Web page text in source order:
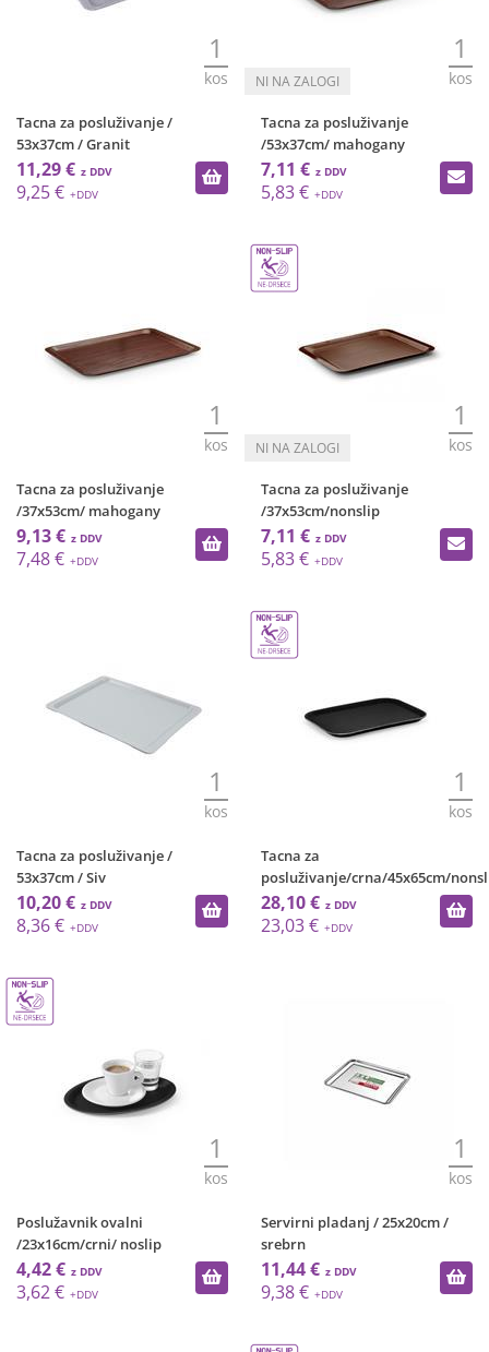
1
kos
Tacna za posluživanje /
53x37cm / Granit
11,29 €
9,25 €
1
kos
Tacna za posluživanje
/53x37cm/ mahogany
7,11 €
5,83 €
1
kos
Tacna za posluživanje
/37x53cm/ mahogany
9,13 €
7,48 €
1
kos
Tacna za posluživanje
/37x53cm/nonslip
7,11 €
5,83 €
1
kos
Tacna za posluživanje /
53x37cm / Siv
10,20 €
8,36 €
1
kos
Tacna za
posluživanje/crna/45x65cm/nonsl
28,10 €
23,03 €
1
kos
Poslužavnik ovalni
/23x16cm/crni/ noslip
4,42 €
3,62 €
1
kos
Servirni pladanj / 25x20cm /
srebrn
11,44 €
9,38 €